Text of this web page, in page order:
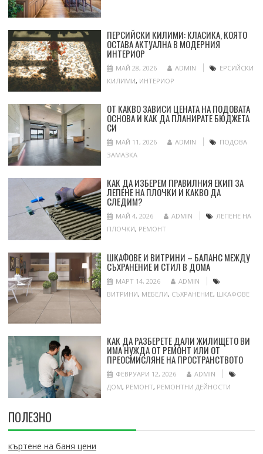
ПЕРСИЙСКИ КИЛИМИ: КЛАСИКА, КОЯТО
ОСТАВА АКТУАЛНА В МОДЕРНИЯ
ИНТЕРИОР
МАЙ 28, 2026 ADMIN
ЕРСИЙСКИ
КИЛИМИ, ИНТЕРИОР
ОТ КАКВО ЗАВИСИ ЦЕНАТА НА ПОДОВАТА
ОСНОВА И КАК ДА ПЛАНИРАТЕ БЮДЖЕТА
СИ
МАЙ 11, 2026 ADMIN
ПОДОВА
ЗАМАЗКА
КАК ДА ИЗБЕРЕМ ПРАВИЛНИЯ ЕКИП ЗА
ЛЕПЕНЕ НА ПЛОЧКИ И КАКВО ДА
СЛЕДИМ?
МАЙ 4, 2026 ADMIN
ЛЕПЕНЕ НА
ПЛОЧКИ, РЕМОНТ
ШКАФОВЕ И ВИТРИНИ – БАЛАНС МЕЖДУ
СЪХРАНЕНИЕ И СТИЛ В ДОМА
МАРТ 14, 2026
ADMIN
ВИТРИНИ, МЕБЕЛИ, СЪХРАНЕНИЕ, ШКАФОВЕ
КАК ДА РАЗБЕРЕТЕ ДАЛИ ЖИЛИЩЕТО ВИ
ИМА НУЖДА ОТ РЕМОНТ ИЛИ ОТ
ПРЕОСМИСЛЯНЕ НА ПРОСТРАНСТВОТО
ФЕВРУАРИ 12, 2026
ADMIN
ДОМ, РЕМОНТ, РЕМОНТНИ ДЕЙНОСТИ
ПОЛЕЗНО
къртене на баня цени